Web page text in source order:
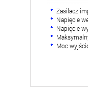
Zasilacz
Napięcie
Napięcie
Moc